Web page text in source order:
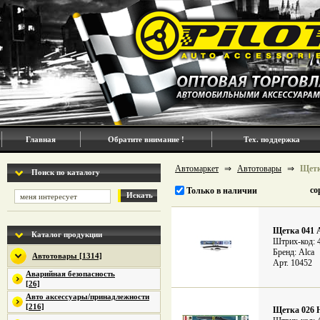
Главная Обратите внимание ! Тех. поддержка
Поиск по каталогу
Искать
Каталог продукции
Автотовары [1314]
Аварийная безопасность
[26]
Авто аксессуары/принадлежности
[216]
Автомаркет ⇒ Автотовары ⇒
Только в наличии
Щетка 041
Штрих-код:
Бренд: Alca
Арт. 10452
Щетка 026